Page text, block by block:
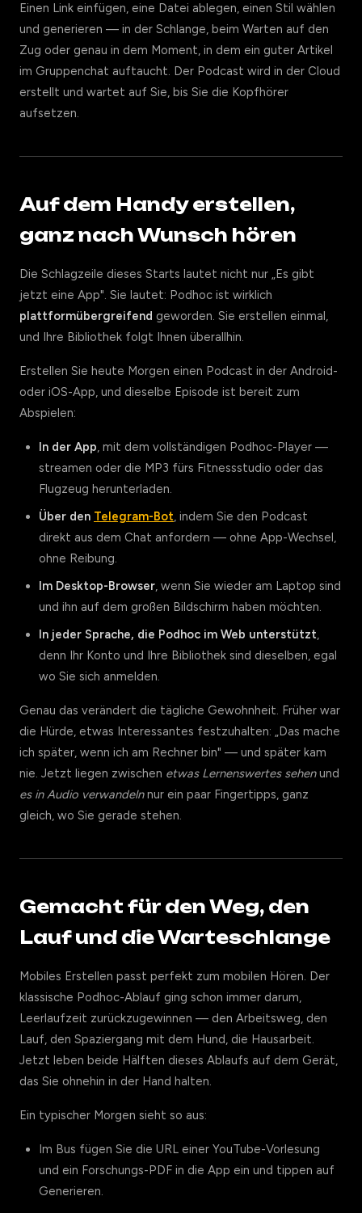
Einen Link einfügen, eine Datei ablegen, einen Stil wählen
und generieren — in der Schlange, beim Warten auf den
Zug oder genau in dem Moment, in dem ein guter Artikel
im Gruppenchat auftaucht. Der Podcast wird in der Cloud
erstellt und wartet auf Sie, bis Sie die Kopfhörer
aufsetzen.
Auf dem Handy erstellen,
ganz nach Wunsch hören
Die Schlagzeile dieses Starts lautet nicht nur „Es gibt
jetzt eine App". Sie lautet: Podhoc ist wirklich
plattformübergreifend geworden. Sie erstellen einmal,
und Ihre Bibliothek folgt Ihnen überallhin.
Erstellen Sie heute Morgen einen Podcast in der Android-
oder iOS-App, und dieselbe Episode ist bereit zum
Abspielen:
In der App, mit dem vollständigen Podhoc-Player —
streamen oder die MP3 fürs Fitnessstudio oder das
Flugzeug herunterladen.
Über den Telegram-Bot, indem Sie den Podcast
direkt aus dem Chat anfordern — ohne App-Wechsel,
ohne Reibung.
Im Desktop-Browser, wenn Sie wieder am Laptop sind
und ihn auf dem großen Bildschirm haben möchten.
In jeder Sprache, die Podhoc im Web unterstützt,
denn Ihr Konto und Ihre Bibliothek sind dieselben, egal
wo Sie sich anmelden.
Genau das verändert die tägliche Gewohnheit. Früher war
die Hürde, etwas Interessantes festzuhalten: „Das mache
ich später, wenn ich am Rechner bin" — und später kam
nie. Jetzt liegen zwischen etwas Lernenswertes sehenund
es in Audio verwandelnnur ein paar Fingertipps, ganz
gleich, wo Sie gerade stehen.
Gemacht für den Weg, den
Lauf und die Warteschlange
Mobiles Erstellen passt perfekt zum mobilen Hören. Der
klassische Podhoc-Ablauf ging schon immer darum,
Leerlaufzeit zurückzugewinnen — den Arbeitsweg, den
Lauf, den Spaziergang mit dem Hund, die Hausarbeit.
Jetzt leben beide Hälften dieses Ablaufs auf dem Gerät,
das Sie ohnehin in der Hand halten.
Ein typischer Morgen sieht so aus:
Im Bus fügen Sie die URL einer YouTube-Vorlesung
und ein Forschungs-PDF in die App ein und tippen auf
Generieren.